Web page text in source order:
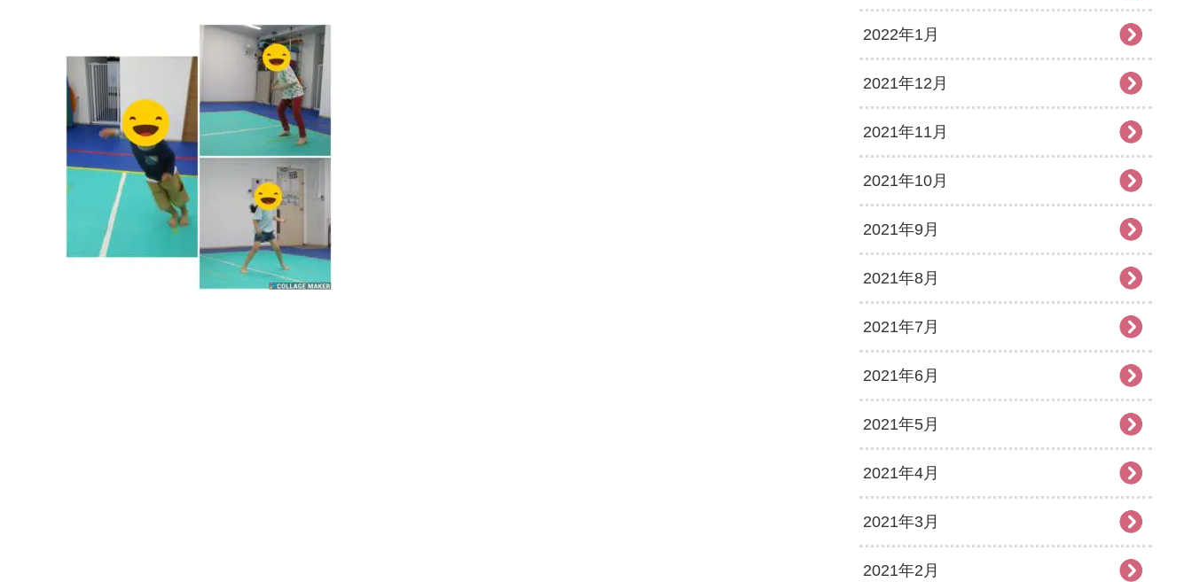
2022年1月
2021年12月
2021年11月
2021年10月
2021年9月
2021年8月
2021年7月
2021年6月
2021年5月
2021年4月
2021年3月
2021年2月